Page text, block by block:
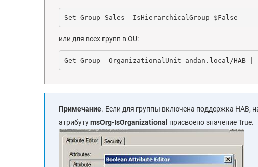
Set-Group Sales -IsHierarchicalGroup $False
или для всех групп в OU:
Get-Group –OrganizationalUnit andan.local/HAB
Примечание. Если для группы включена поддержка HAB,
атрибутуmsOrg-IsOrganizational присвоено значение True.